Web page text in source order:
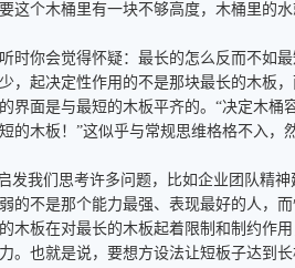
这个木桶里有一块不够高度，木桶里的
你会觉得怀疑：最长的怎么反而不如最
，起决定性作用的不是那块最长的木板
界面是与最短的木板平齐的。“决定木桶
的木板！”这似乎与常规思维格格不入，
我们思考许多问题，比如企业团队精神
的不是那个能力最强、表现最好的人，
木板在对最长的木板起着限制和制约作
。也就是说，要想方设法让短板子达到